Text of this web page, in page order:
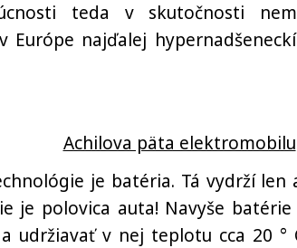
teda v skutočnosti
najďalej
Achilova päta elektromobilu
je batéria. Tá vydrží
je polovica auta! Navyše
udržiavať v nej teplotu cca 20 °